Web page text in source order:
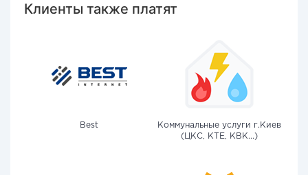
Клиенты также платят
Best
Коммунальные услуги г.Киев
(ЦКС, КТЕ, КВК...)